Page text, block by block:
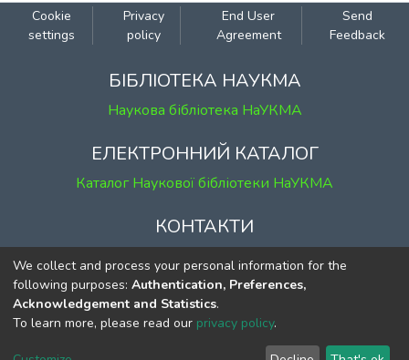
Cookie
settings
Privacy
policy
End User
Agreement
Send
Feedback
БІБЛІОТЕКА НАУКМА
Наукова бібліотека НаУКМА
ЕЛЕКТРОННИЙ КАТАЛОГ
Каталог Наукової бібліотеки НаУКМА
КОНТАКТИ
м. Київ, вул. Григорія Сковороди, 2
к. 1, к. 120
тел. (044) 463-69-31
ekmair@ukma.edu.ua
We collect and process your personal information for the
following purposes: Authentication, Preferences,
Acknowledgement and Statistics.
To learn more, please read our privacy policy.